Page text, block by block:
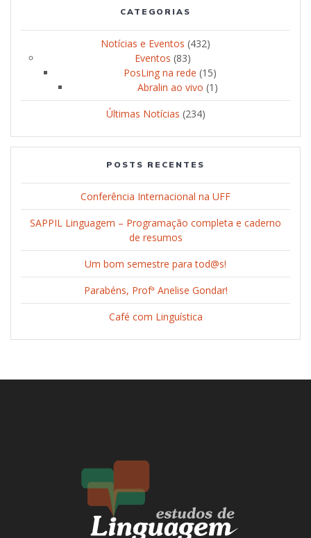
CATEGORIAS
Notícias e Eventos (432)
Eventos (83)
PosLing na rede (15)
Abralin ao vivo (1)
Últimas Notícias (234)
POSTS RECENTES
Conferência Internacional na UFF
SAPPIL Linguagem – Programação completa e caderno
de resumos
Um bom semestre para tod@s!
Parabéns, Profª Anelise Gondar!
Café com Linguística